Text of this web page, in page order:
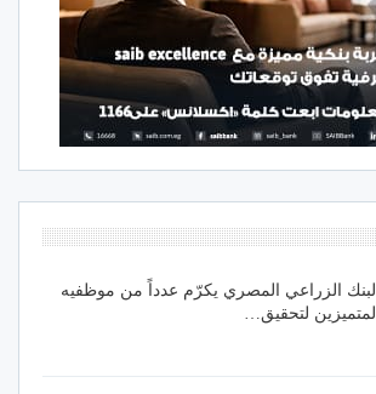
البنك الزراعي المصري يكرّم عدداً من موظفيه
المتميزين لتحقيق…